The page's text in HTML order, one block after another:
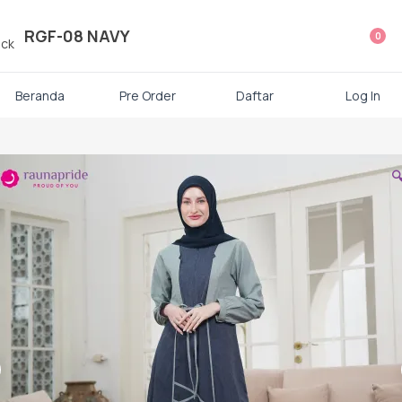
RGF-08 NAVY 0
Beranda Pre Order Daftar Log In
Kaos kaki
Gamis Dewasa